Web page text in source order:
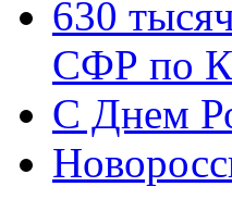
630
СФР по
C Днем